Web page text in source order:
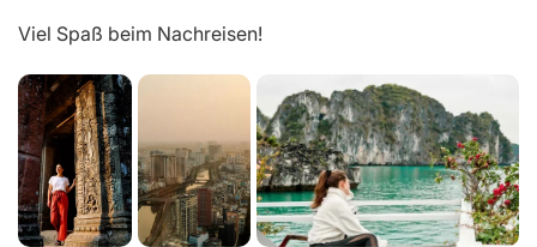
Viel Spaß beim Nachreisen!